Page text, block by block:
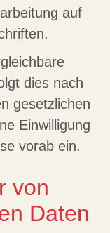
auf
dies nach
gesetzlichen
Einwilligung
vorab ein.
von
Daten